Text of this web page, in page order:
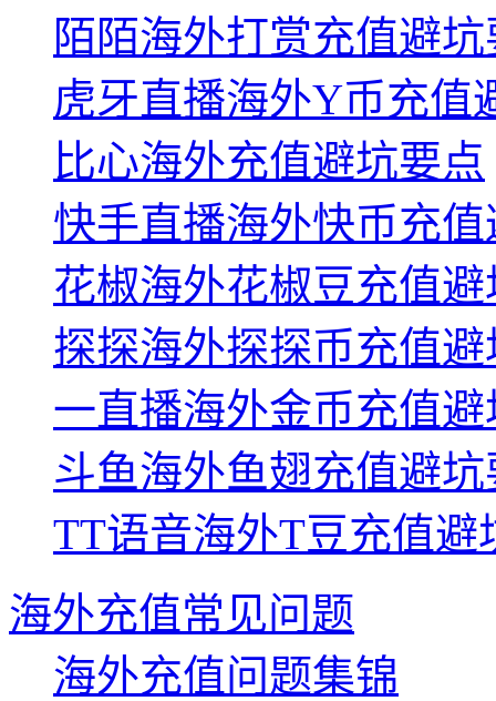
陌陌海外打赏充值避
虎牙直播海外Y币充值
比心海外充值避坑要点
快手直播海外快币充
花椒海外花椒豆充值
探探海外探探币充值
一直播海外金币充值
斗鱼海外鱼翅充值避坑
TT语音海外T豆充值避
海外充值常见问题
海外充值问题集锦